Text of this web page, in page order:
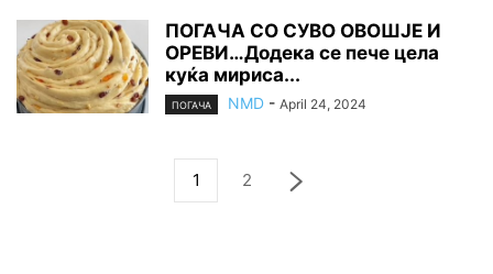
ПОГАЧА СО СУВО ОВОШЈЕ И
ОРЕВИ…Додека се пече цела
куќа мириса...
ПОГАЧА NMD - April 24, 2024
1 2